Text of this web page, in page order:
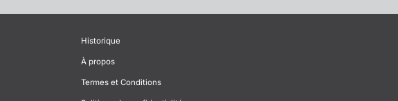
Historique
À propos
Termes et Conditions